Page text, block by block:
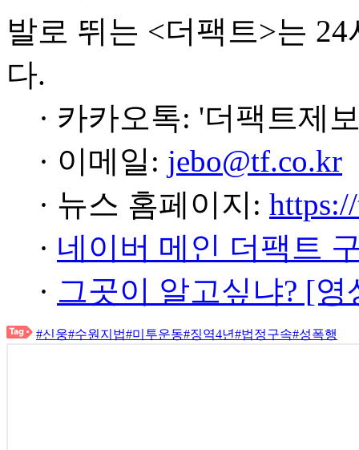
발로 뛰는 <더팩트>는
다.
· 카카오톡: '더팩트제
· 이메일: jebo@tf.co.kr
· 뉴스 홈페이지:
· 네이버 메인 더팩트
· 그곳이 알고싶냐? [
#신웅#수원지법#미투운동#징역4년#법정구속#성폭행